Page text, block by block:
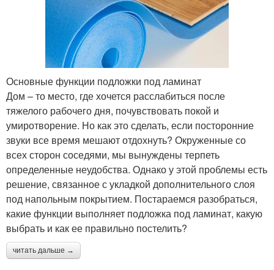
Основные функции подложки под ламинат
Дом – то место, где хочется расслабиться после
тяжелого рабочего дня, почувствовать покой и
умиротворение. Но как это сделать, если посторонние
звуки все время мешают отдохнуть? Окруженные со
всех сторон соседями, мы вынуждены терпеть
определенные неудобства. Однако у этой проблемы есть
решение, связанное с укладкой дополнительного слоя
под напольным покрытием. Постараемся разобраться,
какие функции выполняет подложка под ламинат, какую
выбрать и как ее правильно постелить?
читать дальше →